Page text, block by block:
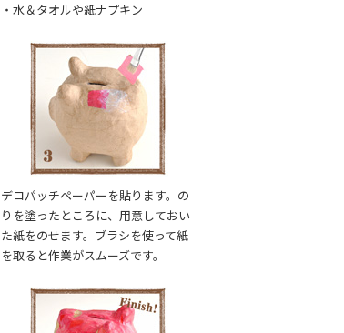
・水＆タオルや紙ナプキン
デコパッチペーパーを貼ります。の
りを塗ったところに、用意しておい
た紙をのせます。ブラシを使って紙
を取ると作業がスムーズです。